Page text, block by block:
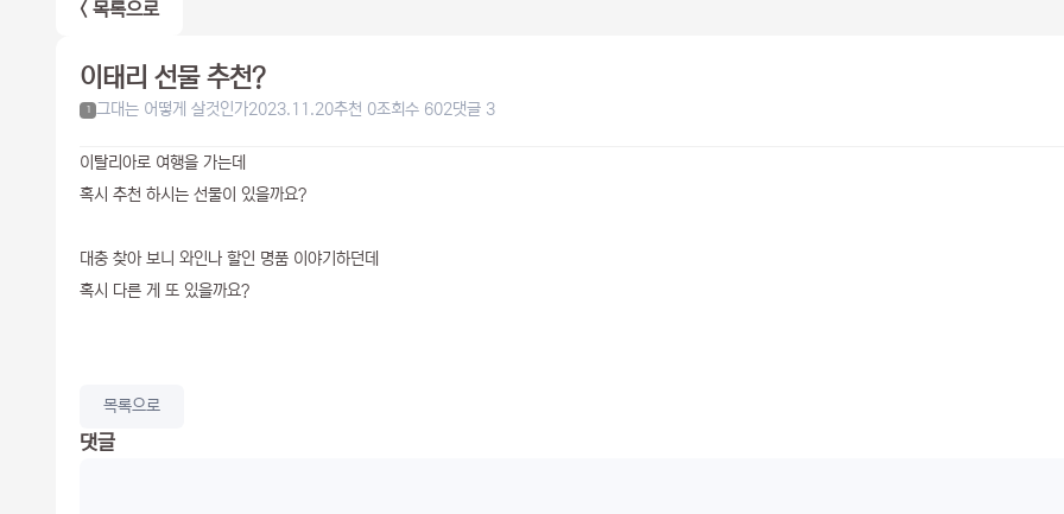
< 목록으로
이태리 선물 추천?
1 그대는 어떻게 살것인가2023.11.20추천 0조회수 602댓글 3
이탈리아로 여행을 가는데
혹시 추천 하시는 선물이 있을까요?
대충 찾아 보니 와인나 할인 명품 이야기하던데
혹시 다른 게 또 있을까요?
목록으로
댓글